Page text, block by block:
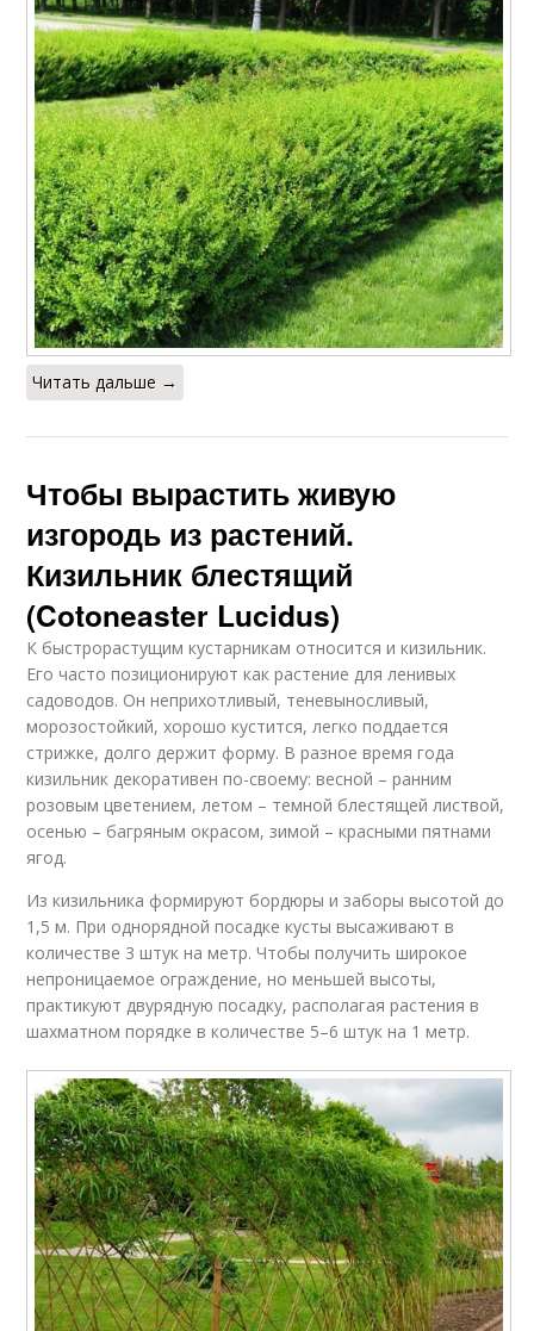
Читать дальше →
Чтобы вырастить живую
изгородь из растений.
Кизильник блестящий
(Cotoneaster Lucidus)
К быстрорастущим кустарникам относится и кизильник.
Его часто позиционируют как растение для ленивых
садоводов. Он неприхотливый, теневыносливый,
морозостойкий, хорошо кустится, легко поддается
стрижке, долго держит форму. В разное время года
кизильник декоративен по-своему: весной – ранним
розовым цветением, летом – темной блестящей листвой,
осенью – багряным окрасом, зимой – красными пятнами
ягод.
Из кизильника формируют бордюры и заборы высотой до
1,5 м. При однорядной посадке кусты высаживают в
количестве 3 штук на метр. Чтобы получить широкое
непроницаемое ограждение, но меньшей высоты,
практикуют двурядную посадку, располагая растения в
шахматном порядке в количестве 5–6 штук на 1 метр.